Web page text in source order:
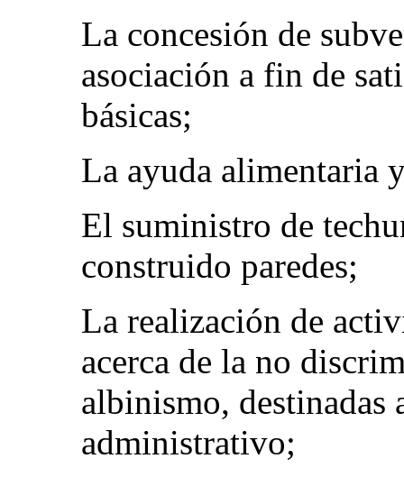
La concesión de
asociación a fin de
básicas;
La ayuda alimentaria
El suministro de
construido paredes;
La realización de
acerca de la no
albinismo, destinadas
administrativo;